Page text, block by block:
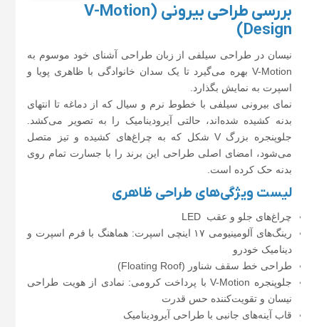
بررسی طراحی بیرونی (V-Motion
Design)
نیسان در طراحی سیلفی از زبان طراحی آشنای خود موسوم به
V-Motion بهره می‌گیرد تا یک سدان خانوادگی با ظاهری پویا و
اسپرت به نمایش بگذارد.
نمای بیرونی سیلفی با خطوط نرم و سیال که از دماغه تا انتهای
بدنه کشیده شده‌اند، حالتی آیرودینامیک را به تصویر می‌کشد.
جلوپنجره بزرگ V شکل که به چراغ‌های کشیده و تیز متصل
می‌شود، امضای اصلی طراحی این برند را با جسارت تمام روی
بدنه حک کرده است.
لیست ویژگی‌های طراحی ظاهری
چراغ‌های جلو و عقب LED
رینگ‌های آلومینیومی ۱۷ اینچی اسپرت: هماهنگ با فرم اسپرت و
دینامیک خودرو
طراحی خط سقف شناور (Floating Roof)
جلوپنجره V-Motion با پرداخت کرومی: نمادی از هویت طراحی
نیسان و تقویت‌کننده حس قدرت
قاب آینه‌های جانبی با طراحی آیرودینامیک